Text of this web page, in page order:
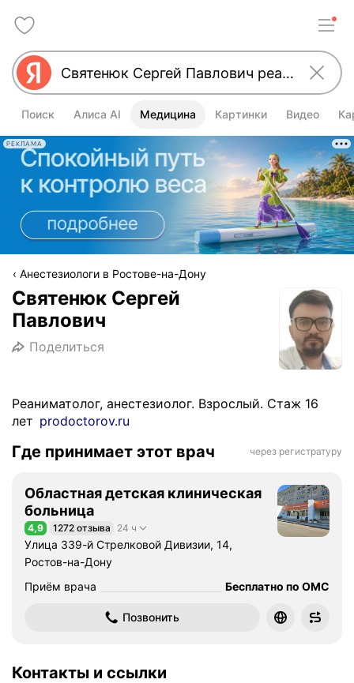
Поиск Алиса AI Медицина Картинки Видео
РЕКЛАМА
Анестезиологи в Ростове-на-Дону
Святенюк Сергей
Павлович
Поделиться
Реаниматолог, анестезиолог. Взрослый. Стаж 16
лет prodoctorov.ru
Где принимает этот врач через регистратуру
Областная детская клиническая
больница
Рейтинг 4,9 из 5
4,9 1272 отзыва 24 ч
Улица 339-й Стрелковой Дивизии, 14,
Ростов-на-Дону
Приём врача
Бесплатно по ОМС
Позвонить
Контакты и ссылки